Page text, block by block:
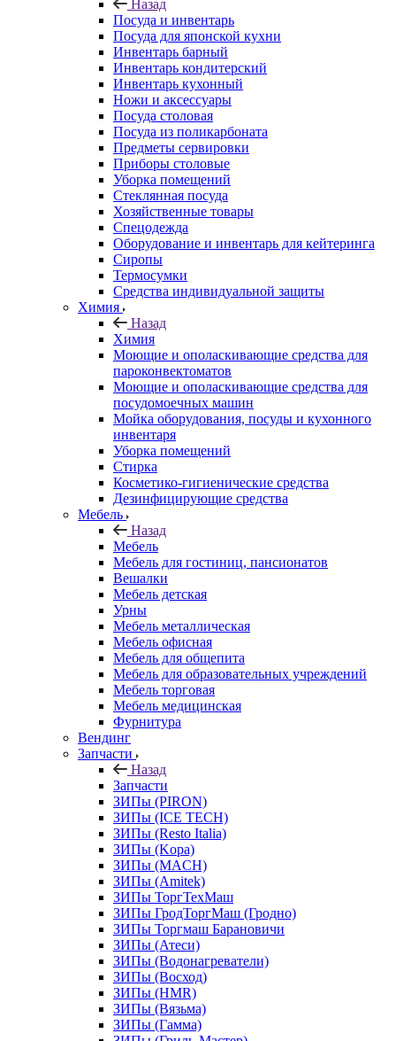
Назад
Посуда и инвентарь
Посуда для японской кухни
Инвентарь барный
Инвентарь кондитерский
Инвентарь кухонный
Ножи и аксессуары
Посуда столовая
Посуда из поликарбоната
Предметы сервировки
Приборы столовые
Уборка помещений
Стеклянная посуда
Хозяйственные товары
Спецодежда
Оборудование и инвентарь для кейтеринга
Сиропы
Термосумки
Средства индивидуальной защиты
Химия
Назад
Химия
Моющие и ополаскивающие средства для
пароконвектоматов
Моющие и ополаскивающие средства для
посудомоечных машин
Мойка оборудования, посуды и кухонного
инвентаря
Уборка помещений
Стирка
Косметико-гигиенические средства
Дезинфицирующие средства
Мебель
Назад
Мебель
Мебель для гостиниц, пансионатов
Вешалки
Мебель детская
Урны
Мебель металлическая
Мебель офисная
Мебель для общепита
Мебель для образовательных учреждений
Мебель торговая
Мебель медицинская
Фурнитура
Вендинг
Запчасти
Назад
Запчасти
ЗИПы (PIRON)
ЗИПы (ICE TECH)
ЗИПы (Resto Italia)
ЗИПы (Kopa)
ЗИПы (MACH)
ЗИПы (Amitek)
ЗИПы ТоргТехМаш
ЗИПы ГродТоргМаш (Гродно)
ЗИПы Торгмаш Барановичи
ЗИПы (Атеси)
ЗИПы (Водонагреватели)
ЗИПы (Восход)
ЗИПы (HMR)
ЗИПы (Вязьма)
ЗИПы (Гамма)